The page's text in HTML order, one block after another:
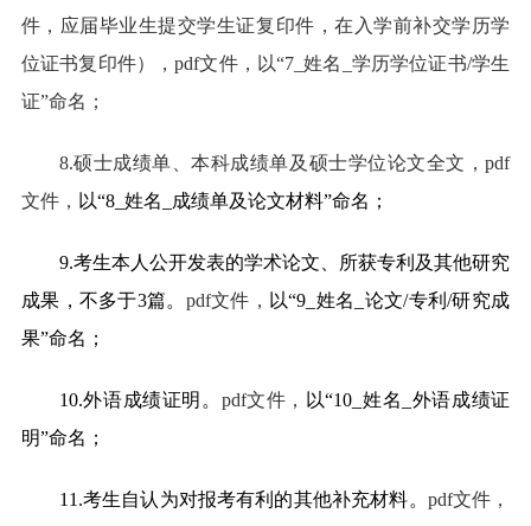
件，应届毕业生提交学生证复印件，在入学前补交学历学
位证书复印件），pdf文件，以“7_姓名_学历学位证书/学生
证”命名；
8.硕士成绩单、本科成绩单及硕士学位论文全文，pdf
文件， 以“8_姓名_成绩单及论文材料”命名；
9.考生本人公开发表的学术论文、所获专利及其他研究
成果，不多于3篇。 pdf文件， 以“9_姓名_论文/专利/研究成
果”命名；
10.外语成绩证明。 pdf文件，
以“10_姓名_外语成绩证
明”命名；
11.考生自认为对报考有利的其他补充材料。 pdf文件，